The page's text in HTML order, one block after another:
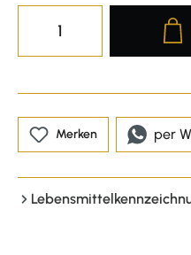
Produkt
Merken per